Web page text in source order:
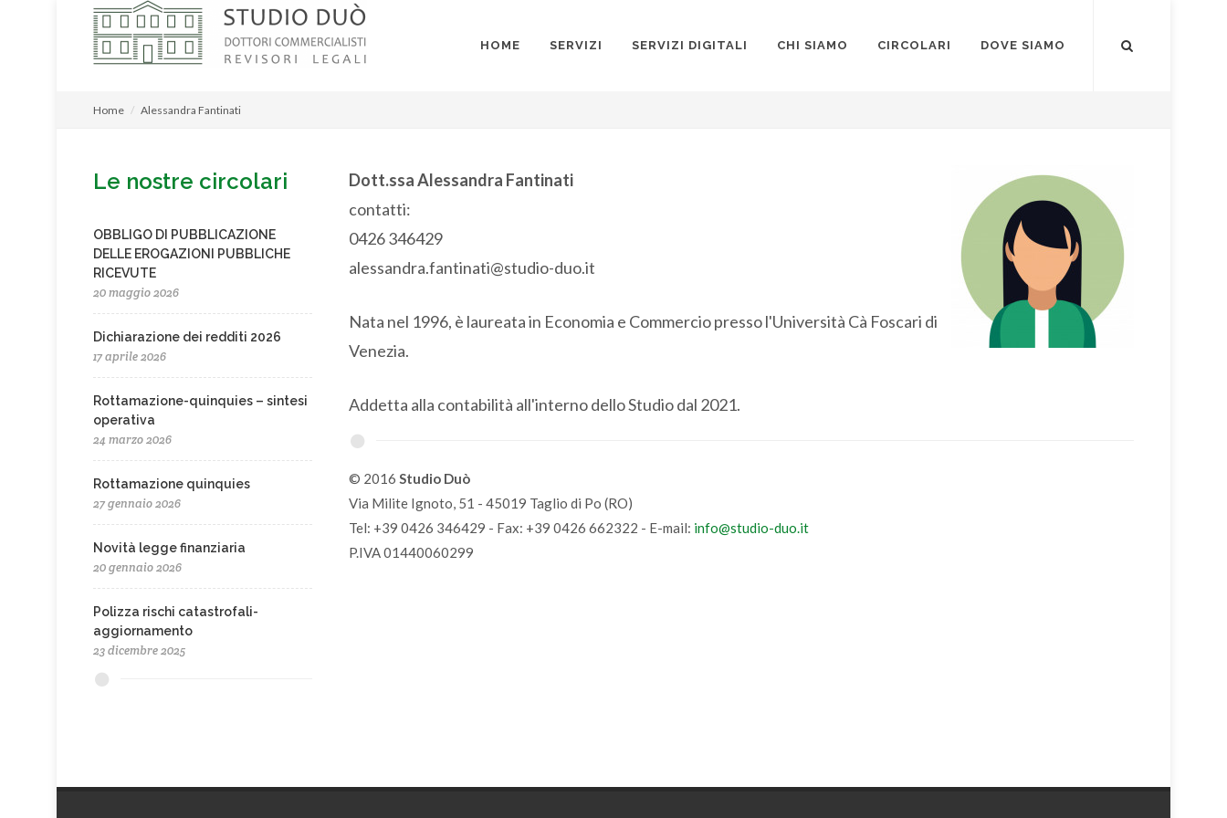
HOME SERVIZI SERVIZI DIGITALI CHI SIAMO CIRCOLARI DOVE SIAMO
Home Alessandra Fantinati
Dott.ssa Alessandra Fantinati
contatti:
0426 346429
alessandra.fantinati@studio-duo.it
Nata nel 1996, è laureata in Economia e Commercio presso l'Università Cà Foscari di
Venezia.
Addetta alla contabilità all'interno dello Studio dal 2021.
© 2016 Studio Duò
Via Milite Ignoto, 51 - 45019 Taglio di Po (RO)
Tel: +39 0426 346429 - Fax: +39 0426 662322 - E-mail: info@studio-duo.it
P.IVA 01440060299
Le nostre circolari
OBBLIGO DI PUBBLICAZIONE
DELLE EROGAZIONI PUBBLICHE
RICEVUTE
20 maggio 2026
Dichiarazione dei redditi 2026
17 aprile 2026
Rottamazione-quinquies – sintesi
operativa
24 marzo 2026
Rottamazione quinquies
27 gennaio 2026
Novità legge finanziaria
20 gennaio 2026
Polizza rischi catastrofali-
aggiornamento
23 dicembre 2025